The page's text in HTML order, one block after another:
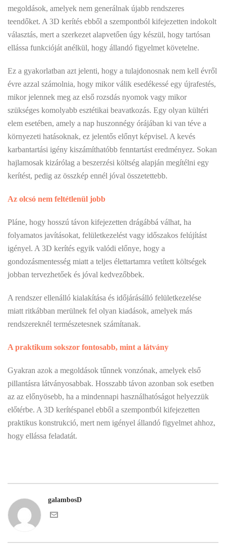
megoldások, amelyek nem generálnak újabb rendszeres
teendőket. A 3D kerítés ebből a szempontból kifejezetten indokolt
választás, mert a szerkezet alapvetően úgy készül, hogy tartósan
ellássa funkcióját anélkül, hogy állandó figyelmet követelne.
Ez a gyakorlatban azt jelenti, hogy a tulajdonosnak nem kell évről
évre azzal számolnia, hogy mikor válik esedékessé egy újrafestés,
mikor jelennek meg az első rozsdás nyomok vagy mikor
szükséges komolyabb esztétikai beavatkozás. Egy olyan kültéri
elem esetében, amely a nap huszonnégy órájában ki van téve a
környezeti hatásoknak, ez jelentős előnyt képvisel. A kevés
karbantartási igény kiszámíthatóbb fenntartást eredményez. Sokan
hajlamosak kizárólag a beszerzési költség alapján megítélni egy
kerítést, pedig az összkép ennél jóval összetettebb.
Az olcsó nem feltétlenül jobb
Pláne, hogy hosszú távon kifejezetten drágábbá válhat, ha
folyamatos javításokat, felületkezelést vagy időszakos felújítást
igényel. A 3D kerítés egyik valódi előnye, hogy a
gondozásmentesség miatt a teljes élettartamra vetített költségek
jobban tervezhetőek és jóval kedvezőbbek.
A rendszer ellenálló kialakítása és időjárásálló felületkezelése
miatt ritkábban merülnek fel olyan kiadások, amelyek más
rendszereknél természetesnek számítanak.
A praktikum sokszor fontosabb, mint a látvány
Gyakran azok a megoldások tűnnek vonzónak, amelyek első
pillantásra látványosabbak. Hosszabb távon azonban sok esetben
az az előnyösebb, ha a mindennapi használhatóságot helyezzük
előtérbe. A 3D kerítéspanel ebből a szempontból kifejezetten
praktikus konstrukció, mert nem igényel állandó figyelmet ahhoz,
hogy ellássa feladatát.
galambosD